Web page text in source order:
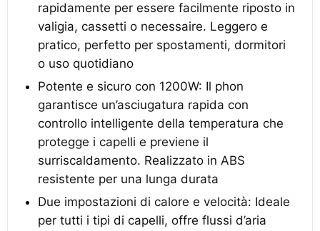
rapidamente per essere facilmente riposto in
valigia, cassetti o necessaire. Leggero e
pratico, perfetto per spostamenti, dormitori
o uso quotidiano
Potente e sicuro con 1200W: Il phon
garantisce un’asciugatura rapida con
controllo intelligente della temperatura che
protegge i capelli e previene il
surriscaldamento. Realizzato in ABS
resistente per una lunga durata
Due impostazioni di calore e velocità: Ideale
per tutti i tipi di capelli, offre flussi d’aria